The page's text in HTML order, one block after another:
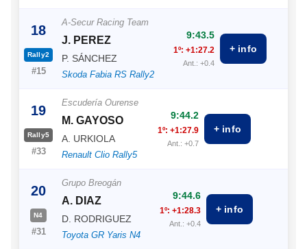
18
Rally2
#15
A-Secur Racing Team
J. PEREZ
P. SÁNCHEZ
Skoda Fabia RS Rally2
9:43.5
1º: +1:27.2
Ant.: +0.4
+ info
19
Rally5
#33
Escudería Ourense
M. GAYOSO
A. URKIOLA
Renault Clio Rally5
9:44.2
1º: +1:27.9
Ant.: +0.7
+ info
20
N4
#31
Grupo Breogán
A. DIAZ
D. RODRIGUEZ
Toyota GR Yaris N4
9:44.6
1º: +1:28.3
Ant.: +0.4
+ info